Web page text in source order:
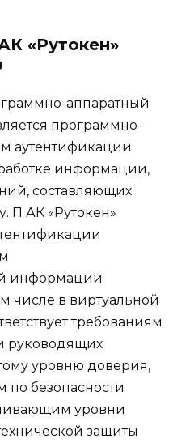
«Рутокен»
аппаратный
программно-
аутентификации
информации,
составляющих
П АК «Рутокен»
информации
числе в виртуальной
требованиям
руководящих
уровню доверия,
по безопасности
уровни
защиты